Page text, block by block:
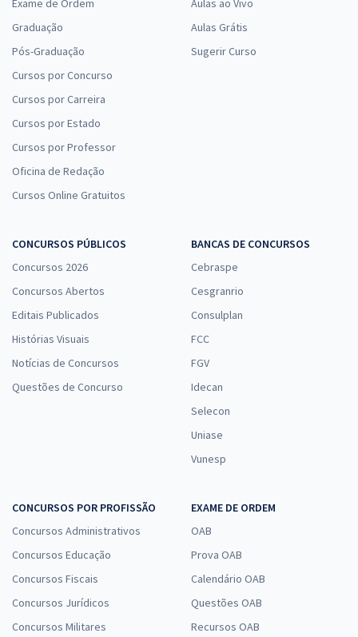
Exame de Ordem
Graduação
Pós-Graduação
Cursos por Concurso
Cursos por Carreira
Cursos por Estado
Cursos por Professor
Oficina de Redação
Cursos Online Gratuitos
Aulas ao Vivo
Aulas Grátis
Sugerir Curso
CONCURSOS PÚBLICOS
Concursos 2026
Concursos Abertos
Editais Publicados
Histórias Visuais
Notícias de Concursos
Questões de Concurso
BANCAS DE CONCURSOS
Cebraspe
Cesgranrio
Consulplan
FCC
FGV
Idecan
Selecon
Uniase
Vunesp
CONCURSOS POR PROFISSÃO
Concursos Administrativos
Concursos Educação
Concursos Fiscais
Concursos Jurídicos
Concursos Militares
EXAME DE ORDEM
OAB
Prova OAB
Calendário OAB
Questões OAB
Recursos OAB